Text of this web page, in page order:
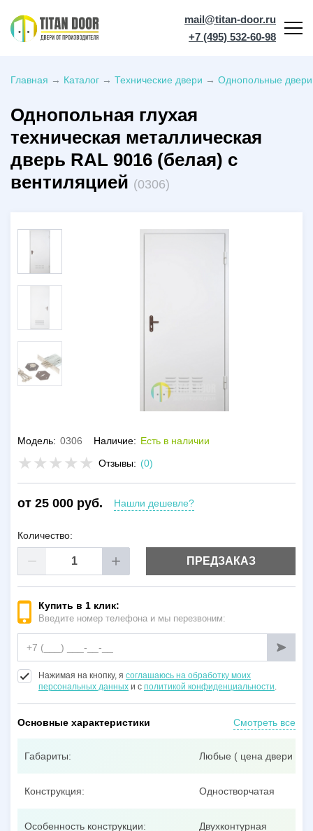
mail@titan-door.ru
+7 (495) 532-60-98
Главная → Каталог → Технические двери → Однопольные двери
Однопольная глухая
техническая металлическая
дверь RAL 9016 (белая) с
вентиляцией (0306)
Модель: 0306 Наличие: Есть в наличии
Отзывы: (0)
от 25 000 руб. Нашли дешевле?
Количество:
ПРЕДЗАКАЗ
Купить в 1 клик:
Введите номер телефона и мы перезвоним:
Нажимая на кнопку, я соглашаюсь на обработку моих
персональных данных и с политикой конфиденциальности.
Основные характеристики Смотреть все
Габариты: Любые ( цена двери
Конструкция: Одностворчатая
Особенность конструкции: Двухконтурная